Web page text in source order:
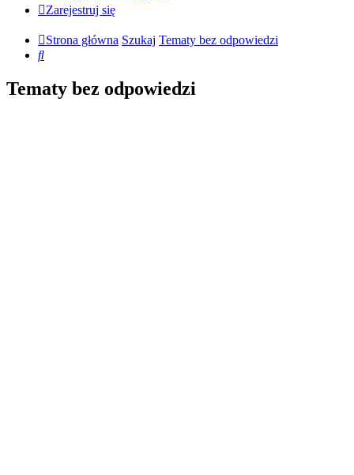
Zarejestruj się
Strona główna Szukaj Tematy bez odpowiedzi
Szukaj
Tematy bez odpowiedzi